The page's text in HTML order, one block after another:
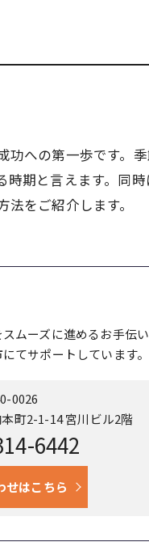
への第一歩です。
期と言えます。同
をご紹介します。
ムーズに進めるお手伝
てサポートしています。
0026
町2-1-14 宮川ビル2階
6442
せはこちら